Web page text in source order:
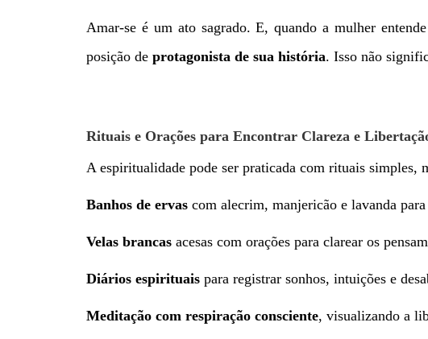
Amar-se é um ato sagrado. E, quando a mulher
posição de protagonista de sua história. Isso não
Rituais e Orações para Encontrar Clareza e
A espiritualidade pode ser praticada com rituais simples,
Banhos de ervas com alecrim, manjericão e lavanda
Velas brancas acesas com orações para clarear os
Diários espirituais para registrar sonhos, intuições e
Meditação com respiração consciente, visualizando a